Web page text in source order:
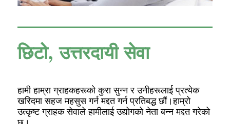
छिटो, उत्तरदायी सेवा
हामी हाम्रा ग्राहकहरूको कुरा सुन्न र उनीहरूलाई प्रत्येक
खरिदमा सहज महसुस गर्न मद्दत गर्न प्रतिबद्ध छौं।हाम्रो
उत्कृष्ट ग्राहक सेवाले हामीलाई उद्योगको नेता बन्न मद्दत गरेको